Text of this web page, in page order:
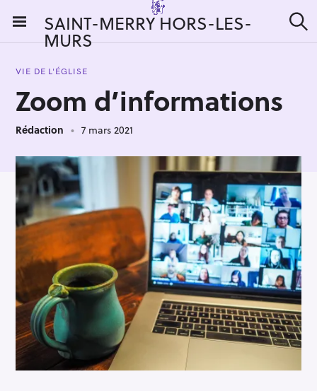
i
SAINT-MERRY HORS-LES-
MURS e
:
VIE DE L'ÉGLISE
Zoom d’informations
Rédaction 7 mars 2021